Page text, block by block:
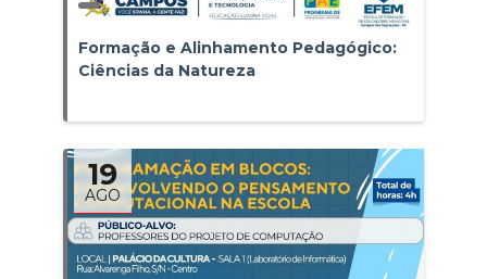
Formação e Alinhamento Pedagógico:
Ciências da Natureza
19
AGO